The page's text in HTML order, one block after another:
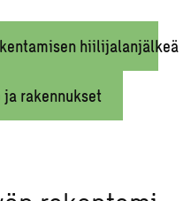
hiilijalanjälkeä
rakennukset